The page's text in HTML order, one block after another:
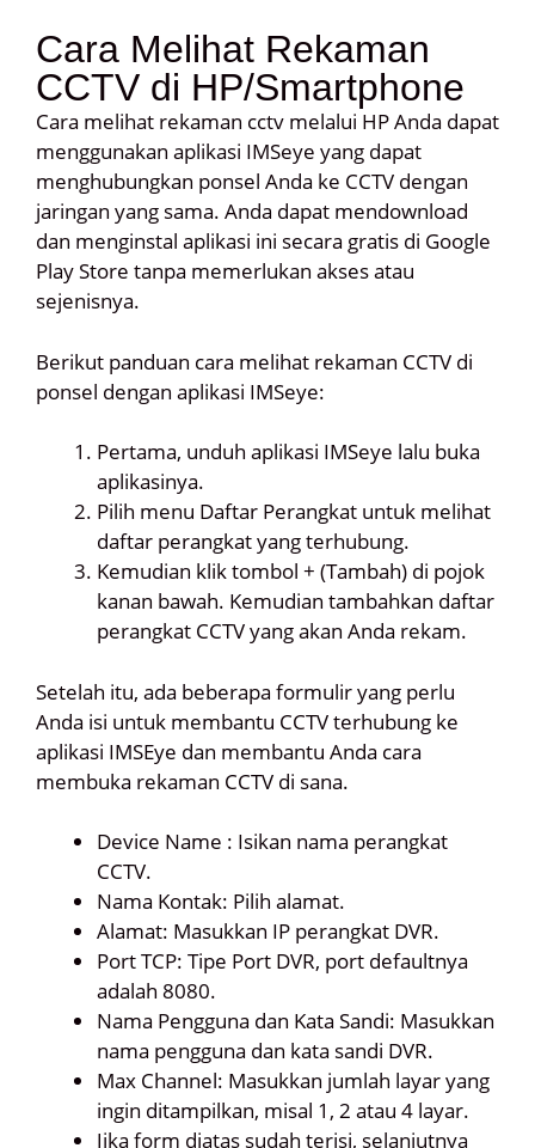
Cara Melihat Rekaman
CCTV di HP/Smartphone
Cara melihat rekaman cctv melalui HP Anda dapat
menggunakan aplikasi IMSeye yang dapat
menghubungkan ponsel Anda ke CCTV dengan
jaringan yang sama. Anda dapat mendownload
dan menginstal aplikasi ini secara gratis di Google
Play Store tanpa memerlukan akses atau
sejenisnya.
Berikut panduan cara melihat rekaman CCTV di
ponsel dengan aplikasi IMSeye:
Pertama, unduh aplikasi IMSeye lalu buka
aplikasinya.
Pilih menu Daftar Perangkat untuk melihat
daftar perangkat yang terhubung.
Kemudian klik tombol + (Tambah) di pojok
kanan bawah. Kemudian tambahkan daftar
perangkat CCTV yang akan Anda rekam.
Setelah itu, ada beberapa formulir yang perlu
Anda isi untuk membantu CCTV terhubung ke
aplikasi IMSEye dan membantu Anda cara
membuka rekaman CCTV di sana.
Device Name : Isikan nama perangkat
CCTV.
Nama Kontak: Pilih alamat.
Alamat: Masukkan IP perangkat DVR.
Port TCP: Tipe Port DVR, port defaultnya
adalah 8080.
Nama Pengguna dan Kata Sandi: Masukkan
nama pengguna dan kata sandi DVR.
Max Channel: Masukkan jumlah layar yang
ingin ditampilkan, misal 1, 2 atau 4 layar.
Jika form diatas sudah terisi, selanjutnya